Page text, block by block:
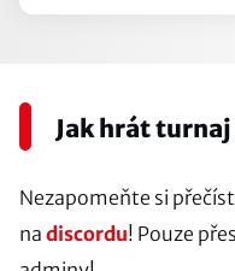
Jak hrát turnaj
Nezapomeňte si
na discordu! Pouze